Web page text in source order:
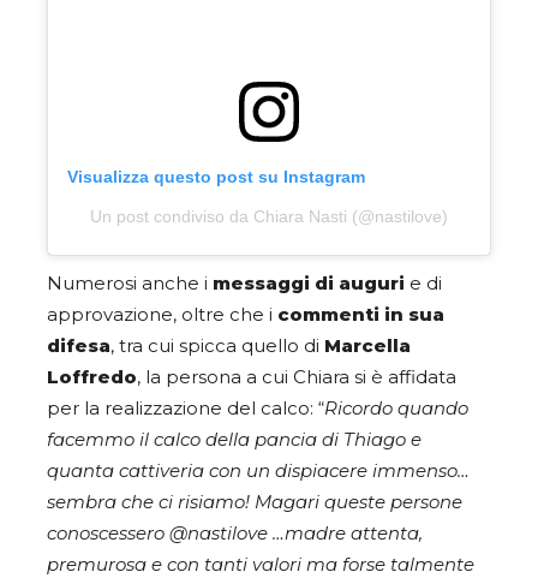
Visualizza questo post su Instagram
Un post condiviso da Chiara Nasti (@nastilove)
Numerosi anche i messaggi di auguri e di
approvazione, oltre che i commenti in sua
difesa, tra cui spicca quello di Marcella
Loffredo, la persona a cui Chiara si è affidata
per la realizzazione del calco: “Ricordo quando
facemmo il calco della pancia di Thiago e
quanta cattiveria con un dispiacere immenso…
sembra che ci risiamo! Magari queste persone
conoscessero @nastilove …madre attenta,
premurosa e con tanti valori ma forse talmente